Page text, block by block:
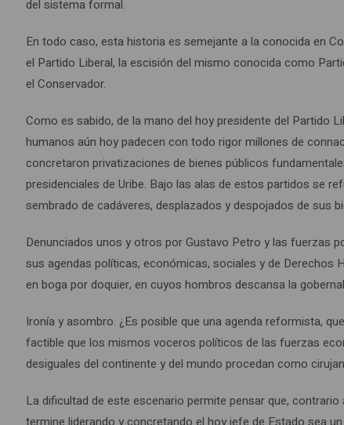
del sistema formal.
En todo caso, esta historia es semejante a la conocida en
el Partido Liberal, la escisión del mismo conocida como
el Conservador.
Como es sabido, de la mano del hoy presidente del Partido
humanos aún hoy padecen con todo rigor millones de
concretaron privatizaciones de bienes públicos
presidenciales de Uribe. Bajo las alas de estos partidos se
sembrado de cadáveres, desplazados y despojados de sus
Denunciados unos y otros por Gustavo Petro y las fuerzas
sus agendas políticas, económicas, sociales y de Derechos
en boga por doquier, en cuyos hombros descansa la
Ironía y asombro. ¿Es posible que una agenda reformista,
factible que los mismos voceros políticos de las fuerzas
desiguales del continente y del mundo procedan como
La dificultad de este escenario permite pensar que,